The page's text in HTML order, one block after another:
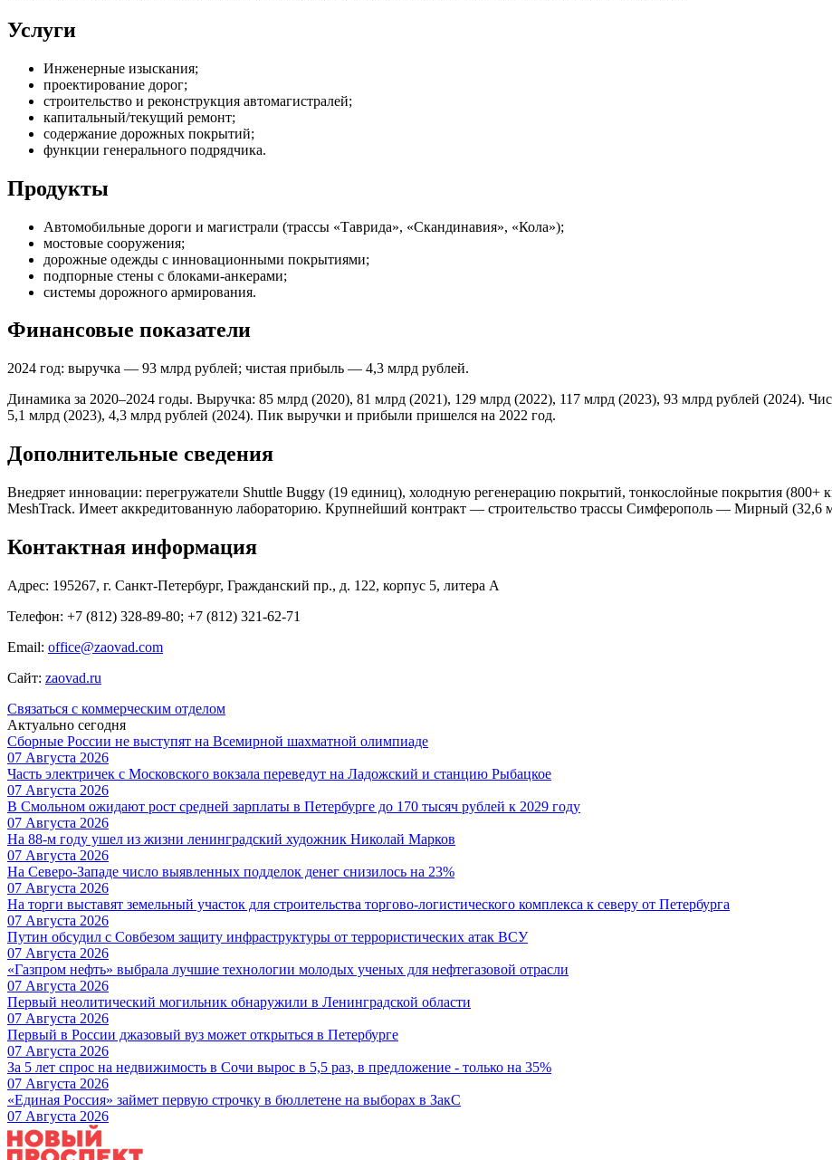
Услуги
Инженерные изыскания;
проектирование дорог;
строительство и реконструкция автомагистралей;
капитальный/текущий ремонт;
содержание дорожных покрытий;
функции генерального подрядчика.
Продукты
Автомобильные дороги и магистрали (трассы «Таврида», «Скандинавия», «Кола»);
мостовые сооружения;
дорожные одежды с инновационными покрытиями;
подпорные стены с блоками-анкерами;
системы дорожного армирования.
Финансовые показатели
2024 год: выручка — 93 млрд рублей; чистая прибыль — 4,3 млрд рублей.
Динамика за 2020–2024 годы. Выручка: 85 млрд (2020), 81 млрд (2021), 129 млрд (2022), 117 млрд (2023), 93 млрд рублей (2024).
5,1 млрд (2023), 4,3 млрд рублей (2024). Пик выручки и прибыли пришелся на 2022 год.
Дополнительные сведения
Внедряет инновации: перегружатели Shuttle Buggy (19 единиц), холодную регенерацию покрытий, тонкослойные покрытия (800+
MeshTrack. Имеет аккредитованную лабораторию. Крупнейший контракт — строительство трассы Симферополь — Мирный (32,6
Контактная информация
Адрес: 195267, г. Санкт-Петербург, Гражданский пр., д. 122, корпус 5, литера А
Телефон: +7 (812) 328-89-80; +7 (812) 321-62-71
Email: office@zaovad.com
Сайт: zaovad.ru
Связаться с коммерческим отделом
Актуально сегодня
Сборные России не выступят на Всемирной шахматной олимпиаде
07 Августа 2026
Часть электричек с Московского вокзала переведут на Ладожский и станцию Рыбацкое
07 Августа 2026
В Смольном ожидают рост средней зарплаты в Петербурге до 170 тысяч рублей к 2029 году
07 Августа 2026
На 88-м году ушел из жизни ленинградский художник Николай Марков
07 Августа 2026
На Северо-Западе число выявленных подделок денег снизилось на 23%
07 Августа 2026
На торги выставят земельный участок для строительства торгово-логистического комплекса к северу от Петербурга
07 Августа 2026
Путин обсудил с Совбезом защиту инфраструктуры от террористических атак ВСУ
07 Августа 2026
«Газпром нефть» выбрала лучшие технологии молодых ученых для нефтегазовой отрасли
07 Августа 2026
Первый неолитический могильник обнаружили в Ленинградской области
07 Августа 2026
Первый в России джазовый вуз может открыться в Петербурге
07 Августа 2026
За 5 лет спрос на недвижимость в Сочи вырос в 5,5 раз, в предложение - только на 35%
07 Августа 2026
«Единая Россия» займет первую строчку в бюллетене на выборах в ЗакС
07 Августа 2026